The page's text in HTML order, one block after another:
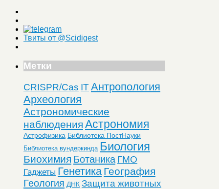
Твиты от @Scidigest
Метки
CRISPR/Cas ITАнтропология
Археология
Астрономические
наблюдения Астрономия
Астрофизика Библиотека ПостНауки
Библиотека вундеркинда Биология
Биохимия Ботаника ГМО
Гаджеты Генетика География
Геология ДНК Защита животных